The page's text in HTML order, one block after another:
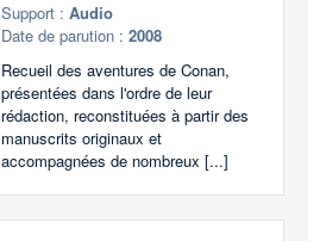
Support : Audio
Date de parution : 2008
Recueil des aventures de Conan,
présentées dans l'ordre de leur
rédaction, reconstituées à partir des
manuscrits originaux et
accompagnées de nombreux [...]